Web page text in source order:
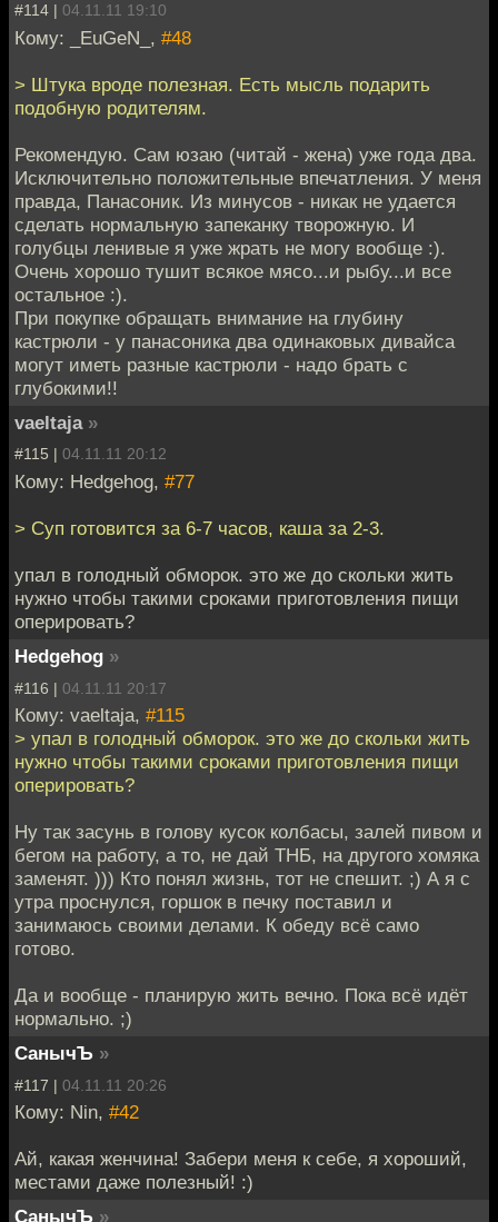
#114 | 04.11.11 19:10
Кому: _EuGeN_, #48
> Штука вроде полезная. Есть мысль подарить
подобную родителям.
Рекомендую. Сам юзаю (читай - жена) уже года два.
Исключительно положительные впечатления. У меня
правда, Панасоник. Из минусов - никак не удается
сделать нормальную запеканку творожную. И
голубцы ленивые я уже жрать не могу вообще :).
Очень хорошо тушит всякое мясо...и рыбу...и все
остальное :).
При покупке обращать внимание на глубину
кастрюли - у панасоника два одинаковых дивайса
могут иметь разные кастрюли - надо брать с
глубокими!!
vaeltaja »
#115 | 04.11.11 20:12
Кому: Hedgehog, #77
> Суп готовится за 6-7 часов, каша за 2-3.
упал в голодный обморок. это же до скольки жить
нужно чтобы такими сроками приготовления пищи
оперировать?
Hedgehog »
#116 | 04.11.11 20:17
Кому: vaeltaja, #115
> упал в голодный обморок. это же до скольки жить
нужно чтобы такими сроками приготовления пищи
оперировать?
Ну так засунь в голову кусок колбасы, залей пивом и
бегом на работу, а то, не дай ТНБ, на другого хомяка
заменят. ))) Кто понял жизнь, тот не спешит. ;) А я с
утра проснулся, горшок в печку поставил и
занимаюсь своими делами. К обеду всё само
готово.
Да и вообще - планирую жить вечно. Пока всё идёт
нормально. ;)
СанычЪ »
#117 | 04.11.11 20:26
Кому: Nin, #42
Ай, какая женчина! Забери меня к себе, я хороший,
местами даже полезный! :)
СанычЪ »